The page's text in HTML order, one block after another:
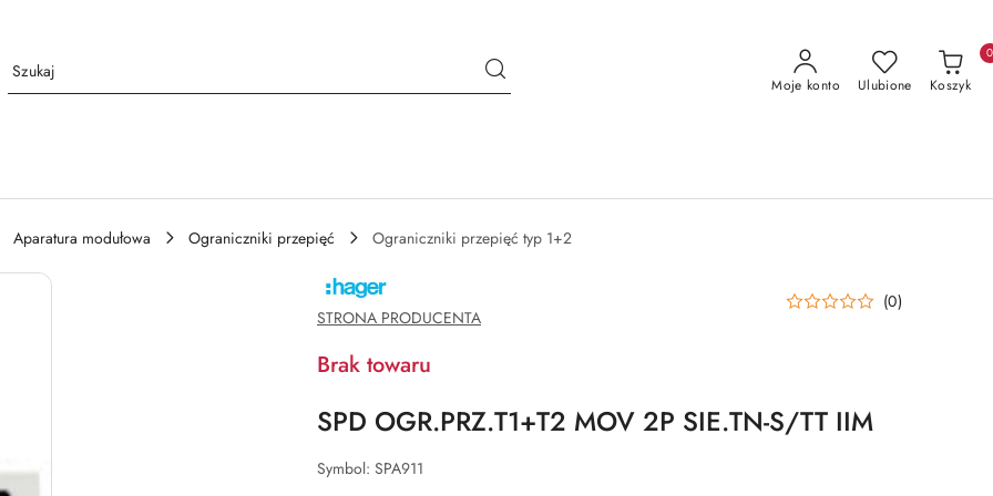
Moje konto Ulubione Koszyk
0
Aparatura modułowa Ograniczniki przepięć
Ograniczniki przepięć typ 1+2
NAZWA
PRODUCENTA:
HAGER
STRONA PRODUCENTA
(0)
Brak towaru
SPD OGR.PRZ.T1+T2 MOV 2P SIE.TN-S/TT IIM
Symbol: SPA911